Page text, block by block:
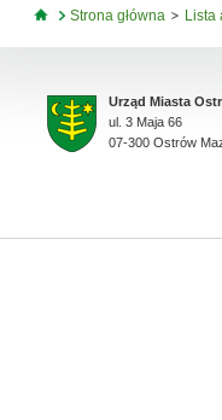
Jesteś tutaj
Strona główna Lista
Urząd Miasta
ul. 3 Maja 66
07-300 Ostrów